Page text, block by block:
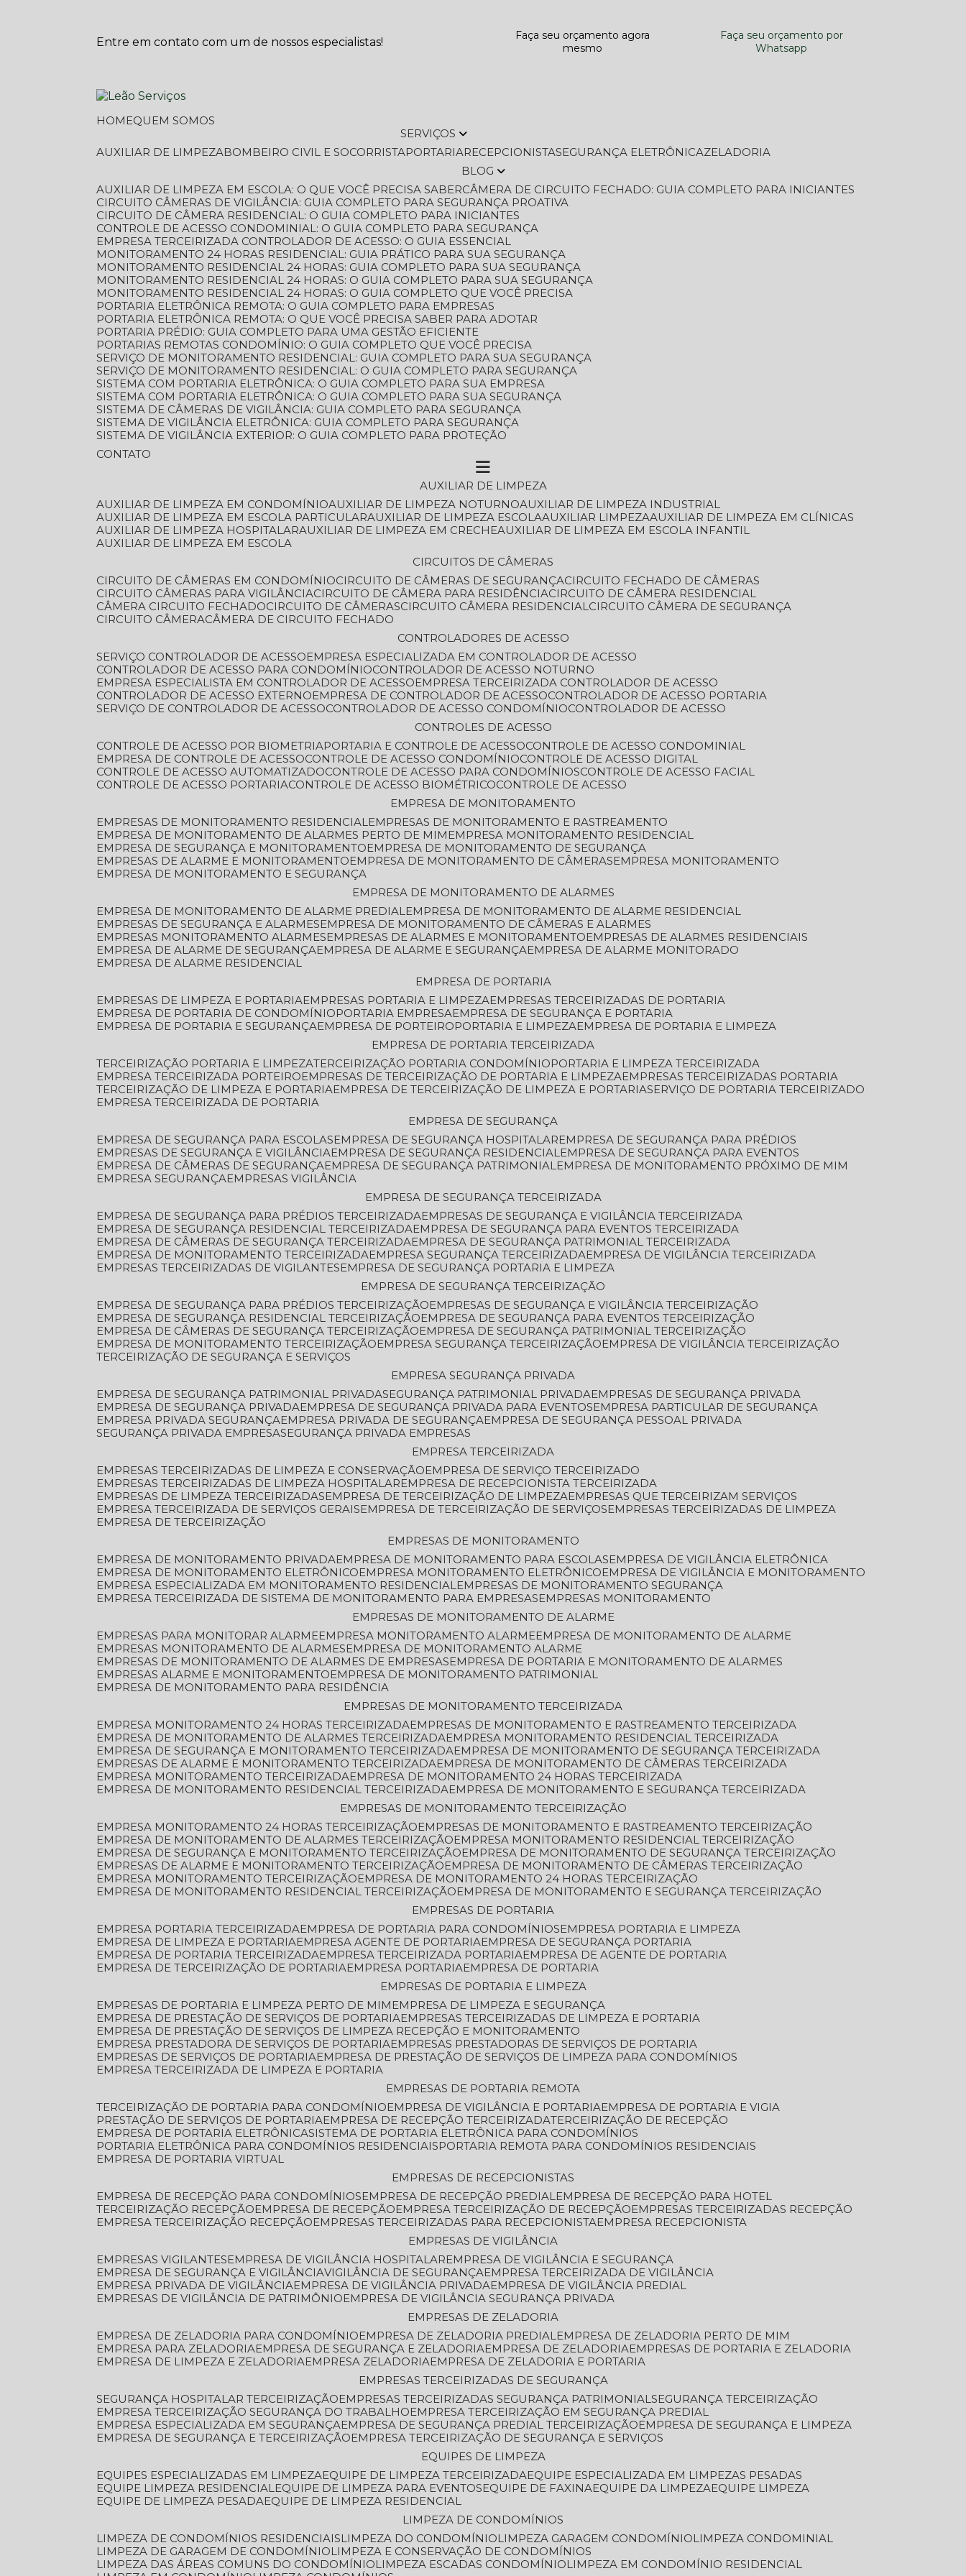
Entre em contato com um de nossos especialistas!
Faça seu orçamento agora
mesmo
Faça seu orçamento por
Whatsapp
HOME
QUEM SOMOS
SERVIÇOS
AUXILIAR DE LIMPEZA
BOMBEIRO CIVIL E SOCORRISTA PORTARIA RECEPCIONISTA SEGURANÇA ELETRÔNICA
ZELADORIA
BLOG
AUXILIAR DE LIMPEZA EM ESCOLA: O QUE VOCÊ PRECISA SABER
CÂMERA DE CIRCUITO FECHADO: GUIA COMPLETO PARA INICIANTES
CIRCUITO CÂMERAS DE VIGILÂNCIA: GUIA COMPLETO PARA SEGURANÇA PROATIVA
CIRCUITO DE CÂMERA RESIDENCIAL: O GUIA COMPLETO PARA INICIANTES
CONTROLE DE ACESSO CONDOMINIAL: O GUIA COMPLETO PARA SEGURANÇA
EMPRESA TERCEIRIZADA CONTROLADOR DE ACESSO: O GUIA ESSENCIAL
MONITORAMENTO 24 HORAS RESIDENCIAL: GUIA PRÁTICO PARA SUA SEGURANÇA
MONITORAMENTO RESIDENCIAL 24 HORAS: GUIA COMPLETO PARA SUA SEGURANÇA
MONITORAMENTO RESIDENCIAL 24 HORAS: O GUIA COMPLETO PARA SUA SEGURANÇA
MONITORAMENTO RESIDENCIAL 24 HORAS: O GUIA COMPLETO QUE VOCÊ PRECISA
PORTARIA ELETRÔNICA REMOTA: O GUIA COMPLETO PARA EMPRESAS
PORTARIA ELETRÔNICA REMOTA: O QUE VOCÊ PRECISA SABER PARA ADOTAR
PORTARIA PRÉDIO: GUIA COMPLETO PARA UMA GESTÃO EFICIENTE
PORTARIAS REMOTAS CONDOMÍNIO: O GUIA COMPLETO QUE VOCÊ PRECISA
SERVIÇO DE MONITORAMENTO RESIDENCIAL: GUIA COMPLETO PARA SUA SEGURANÇA
SERVIÇO DE MONITORAMENTO RESIDENCIAL: O GUIA COMPLETO PARA SEGURANÇA
SISTEMA COM PORTARIA ELETRÔNICA: O GUIA COMPLETO PARA SUA EMPRESA
SISTEMA COM PORTARIA ELETRÔNICA: O GUIA COMPLETO PARA SUA SEGURANÇA
SISTEMA DE CÂMERAS DE VIGILÂNCIA: GUIA COMPLETO PARA SEGURANÇA
SISTEMA DE VIGILÂNCIA ELETRÔNICA: GUIA COMPLETO PARA SEGURANÇA
SISTEMA DE VIGILÂNCIA EXTERIOR: O GUIA COMPLETO PARA PROTEÇÃO
CONTATO
AUXILIAR DE LIMPEZA
AUXILIAR DE LIMPEZA EM CONDOMÍNIO
AUXILIAR DE LIMPEZA NOTURNO
AUXILIAR DE LIMPEZA INDUSTRIAL
AUXILIAR DE LIMPEZA EM ESCOLA PARTICULAR
AUXILIAR DE LIMPEZA ESCOLA AUXILIAR LIMPEZA
AUXILIAR DE LIMPEZA EM CLÍNICAS
AUXILIAR DE LIMPEZA HOSPITALAR
AUXILIAR DE LIMPEZA EM CRECHE
AUXILIAR DE LIMPEZA EM ESCOLA INFANTIL
AUXILIAR DE LIMPEZA EM ESCOLA
CIRCUITOS DE CÂMERAS
CIRCUITO DE CÂMERAS EM CONDOMÍNIO
CIRCUITO DE CÂMERAS DE SEGURANÇA
CIRCUITO FECHADO DE CÂMERAS
CIRCUITO CÂMERAS PARA VIGILÂNCIA
CIRCUITO DE CÂMERA PARA RESIDÊNCIA
CIRCUITO DE CÂMERA RESIDENCIAL
CÂMERA CIRCUITO FECHADO
CIRCUITO DE CÂMERAS CIRCUITO CÂMERA RESIDENCIAL
CIRCUITO CÂMERA DE SEGURANÇA
CIRCUITO CÂMERA
CÂMERA DE CIRCUITO FECHADO
CONTROLADORES DE ACESSO
SERVIÇO CONTROLADOR DE ACESSO
EMPRESA ESPECIALIZADA EM CONTROLADOR DE ACESSO
CONTROLADOR DE ACESSO PARA CONDOMÍNIO
CONTROLADOR DE ACESSO NOTURNO
EMPRESA ESPECIALISTA EM CONTROLADOR DE ACESSO
EMPRESA TERCEIRIZADA CONTROLADOR DE ACESSO
CONTROLADOR DE ACESSO EXTERNO
EMPRESA DE CONTROLADOR DE ACESSO
CONTROLADOR DE ACESSO PORTARIA
SERVIÇO DE CONTROLADOR DE ACESSO
CONTROLADOR DE ACESSO CONDOMÍNIO
CONTROLADOR DE ACESSO
CONTROLES DE ACESSO
CONTROLE DE ACESSO POR BIOMETRIA
PORTARIA E CONTROLE DE ACESSO
CONTROLE DE ACESSO CONDOMINIAL
EMPRESA DE CONTROLE DE ACESSO
CONTROLE DE ACESSO CONDOMÍNIO
CONTROLE DE ACESSO DIGITAL
CONTROLE DE ACESSO AUTOMATIZADO
CONTROLE DE ACESSO PARA CONDOMÍNIOS
CONTROLE DE ACESSO FACIAL
CONTROLE DE ACESSO PORTARIA CONTROLE DE ACESSO BIOMÉTRICO
CONTROLE DE ACESSO
EMPRESA DE MONITORAMENTO
EMPRESAS DE MONITORAMENTO RESIDENCIAL
EMPRESAS DE MONITORAMENTO E RASTREAMENTO
EMPRESA DE MONITORAMENTO DE ALARMES PERTO DE MIM
EMPRESA MONITORAMENTO RESIDENCIAL
EMPRESA DE SEGURANÇA E MONITORAMENTO
EMPRESA DE MONITORAMENTO DE SEGURANÇA
EMPRESAS DE ALARME E MONITORAMENTO
EMPRESA DE MONITORAMENTO DE CÂMERAS
EMPRESA MONITORAMENTO
EMPRESA DE MONITORAMENTO E SEGURANÇA
EMPRESA DE MONITORAMENTO DE ALARMES
EMPRESA DE MONITORAMENTO DE ALARME PREDIAL
EMPRESA DE MONITORAMENTO DE ALARME RESIDENCIAL
EMPRESAS DE SEGURANÇA E ALARMES
EMPRESA DE MONITORAMENTO DE CÂMERAS E ALARMES
EMPRESAS MONITORAMENTO ALARMES
EMPRESAS DE ALARMES E MONITORAMENTO
EMPRESAS DE ALARMES RESIDENCIAIS
EMPRESA DE ALARME DE SEGURANÇA
EMPRESA DE ALARME E SEGURANÇA
EMPRESA DE ALARME MONITORADO
EMPRESA DE ALARME RESIDENCIAL
EMPRESA DE PORTARIA
EMPRESAS DE LIMPEZA E PORTARIA
EMPRESAS PORTARIA E LIMPEZA
EMPRESAS TERCEIRIZADAS DE PORTARIA
EMPRESA DE PORTARIA DE CONDOMÍNIO
PORTARIA EMPRESA
EMPRESA DE SEGURANÇA E PORTARIA
EMPRESA DE PORTARIA E SEGURANÇA
EMPRESA DE PORTEIRO PORTARIA E LIMPEZA
EMPRESA DE PORTARIA E LIMPEZA
EMPRESA DE PORTARIA TERCEIRIZADA
TERCEIRIZAÇÃO PORTARIA E LIMPEZA TERCEIRIZAÇÃO PORTARIA CONDOMÍNIO
PORTARIA E LIMPEZA TERCEIRIZADA
EMPRESA TERCEIRIZADA PORTEIRO
EMPRESAS DE TERCEIRIZAÇÃO DE PORTARIA E LIMPEZA
EMPRESAS TERCEIRIZADAS PORTARIA
TERCEIRIZAÇÃO DE LIMPEZA E PORTARIA
EMPRESA DE TERCEIRIZAÇÃO DE LIMPEZA E PORTARIA SERVIÇO DE PORTARIA TERCEIRIZADO
EMPRESA TERCEIRIZADA DE PORTARIA
EMPRESA DE SEGURANÇA
EMPRESA DE SEGURANÇA PARA ESCOLAS
EMPRESA DE SEGURANÇA HOSPITALAR
EMPRESA DE SEGURANÇA PARA PRÉDIOS
EMPRESAS DE SEGURANÇA E VIGILÂNCIA
EMPRESA DE SEGURANÇA RESIDENCIAL
EMPRESA DE SEGURANÇA PARA EVENTOS
EMPRESA DE CÂMERAS DE SEGURANÇA
EMPRESA DE SEGURANÇA PATRIMONIAL
EMPRESA DE MONITORAMENTO PRÓXIMO DE MIM
EMPRESA SEGURANÇA
EMPRESAS VIGILÂNCIA
EMPRESA DE SEGURANÇA TERCEIRIZADA
EMPRESA DE SEGURANÇA PARA PRÉDIOS TERCEIRIZADA
EMPRESAS DE SEGURANÇA E VIGILÂNCIA TERCEIRIZADA
EMPRESA DE SEGURANÇA RESIDENCIAL TERCEIRIZADA
EMPRESA DE SEGURANÇA PARA EVENTOS TERCEIRIZADA
EMPRESA DE CÂMERAS DE SEGURANÇA TERCEIRIZADA
EMPRESA DE SEGURANÇA PATRIMONIAL TERCEIRIZADA
EMPRESA DE MONITORAMENTO TERCEIRIZADA
EMPRESA SEGURANÇA TERCEIRIZADA
EMPRESA DE VIGILÂNCIA TERCEIRIZADA
EMPRESAS TERCEIRIZADAS DE VIGILANTES
EMPRESA DE SEGURANÇA PORTARIA E LIMPEZA
EMPRESA DE SEGURANÇA TERCEIRIZAÇÃO
EMPRESA DE SEGURANÇA PARA PRÉDIOS TERCEIRIZAÇÃO
EMPRESAS DE SEGURANÇA E VIGILÂNCIA TERCEIRIZAÇÃO
EMPRESA DE SEGURANÇA RESIDENCIAL TERCEIRIZAÇÃO
EMPRESA DE SEGURANÇA PARA EVENTOS TERCEIRIZAÇÃO
EMPRESA DE CÂMERAS DE SEGURANÇA TERCEIRIZAÇÃO
EMPRESA DE SEGURANÇA PATRIMONIAL TERCEIRIZAÇÃO
EMPRESA DE MONITORAMENTO TERCEIRIZAÇÃO
EMPRESA SEGURANÇA TERCEIRIZAÇÃO
EMPRESA DE VIGILÂNCIA TERCEIRIZAÇÃO
TERCEIRIZAÇÃO DE SEGURANÇA E SERVIÇOS
EMPRESA SEGURANÇA PRIVADA
EMPRESA DE SEGURANÇA PATRIMONIAL PRIVADA SEGURANÇA PATRIMONIAL PRIVADA
EMPRESAS DE SEGURANÇA PRIVADA
EMPRESA DE SEGURANÇA PRIVADA
EMPRESA DE SEGURANÇA PRIVADA PARA EVENTOS
EMPRESA PARTICULAR DE SEGURANÇA
EMPRESA PRIVADA SEGURANÇA
EMPRESA PRIVADA DE SEGURANÇA
EMPRESA DE SEGURANÇA PESSOAL PRIVADA
SEGURANÇA PRIVADA EMPRESA SEGURANÇA PRIVADA EMPRESAS
EMPRESA TERCEIRIZADA
EMPRESAS TERCEIRIZADAS DE LIMPEZA E CONSERVAÇÃO
EMPRESA DE SERVIÇO TERCEIRIZADO
EMPRESAS TERCEIRIZADAS DE LIMPEZA HOSPITALAR
EMPRESA DE RECEPCIONISTA TERCEIRIZADA
EMPRESAS DE LIMPEZA TERCEIRIZADAS
EMPRESA DE TERCEIRIZAÇÃO DE LIMPEZA
EMPRESAS QUE TERCEIRIZAM SERVIÇOS
EMPRESA TERCEIRIZADA DE SERVIÇOS GERAIS
EMPRESA DE TERCEIRIZAÇÃO DE SERVIÇOS
EMPRESAS TERCEIRIZADAS DE LIMPEZA
EMPRESA DE TERCEIRIZAÇÃO
EMPRESAS DE MONITORAMENTO
EMPRESA DE MONITORAMENTO PRIVADA
EMPRESA DE MONITORAMENTO PARA ESCOLAS
EMPRESA DE VIGILÂNCIA ELETRÔNICA
EMPRESA DE MONITORAMENTO ELETRÔNICO
EMPRESA MONITORAMENTO ELETRÔNICO
EMPRESA DE VIGILÂNCIA E MONITORAMENTO
EMPRESA ESPECIALIZADA EM MONITORAMENTO RESIDENCIAL
EMPRESAS DE MONITORAMENTO SEGURANÇA
EMPRESA TERCEIRIZADA DE SISTEMA DE MONITORAMENTO PARA EMPRESAS
EMPRESAS MONITORAMENTO
EMPRESAS DE MONITORAMENTO DE ALARME
EMPRESAS PARA MONITORAR ALARME
EMPRESA MONITORAMENTO ALARME
EMPRESA DE MONITORAMENTO DE ALARME
EMPRESAS MONITORAMENTO DE ALARMES
EMPRESA DE MONITORAMENTO ALARME
EMPRESAS DE MONITORAMENTO DE ALARMES DE EMPRESAS
EMPRESA DE PORTARIA E MONITORAMENTO DE ALARMES
EMPRESAS ALARME E MONITORAMENTO
EMPRESA DE MONITORAMENTO PATRIMONIAL
EMPRESA DE MONITORAMENTO PARA RESIDÊNCIA
EMPRESAS DE MONITORAMENTO TERCEIRIZADA
EMPRESA MONITORAMENTO 24 HORAS TERCEIRIZADA
EMPRESAS DE MONITORAMENTO E RASTREAMENTO TERCEIRIZADA
EMPRESA DE MONITORAMENTO DE ALARMES TERCEIRIZADA
EMPRESA MONITORAMENTO RESIDENCIAL TERCEIRIZADA
EMPRESA DE SEGURANÇA E MONITORAMENTO TERCEIRIZADA
EMPRESA DE MONITORAMENTO DE SEGURANÇA TERCEIRIZADA
EMPRESAS DE ALARME E MONITORAMENTO TERCEIRIZADA
EMPRESA DE MONITORAMENTO DE CÂMERAS TERCEIRIZADA
EMPRESA MONITORAMENTO TERCEIRIZADA
EMPRESA DE MONITORAMENTO 24 HORAS TERCEIRIZADA
EMPRESA DE MONITORAMENTO RESIDENCIAL TERCEIRIZADA
EMPRESA DE MONITORAMENTO E SEGURANÇA TERCEIRIZADA
EMPRESAS DE MONITORAMENTO TERCEIRIZAÇÃO
EMPRESA MONITORAMENTO 24 HORAS TERCEIRIZAÇÃO
EMPRESAS DE MONITORAMENTO E RASTREAMENTO TERCEIRIZAÇÃO
EMPRESA DE MONITORAMENTO DE ALARMES TERCEIRIZAÇÃO
EMPRESA MONITORAMENTO RESIDENCIAL TERCEIRIZAÇÃO
EMPRESA DE SEGURANÇA E MONITORAMENTO TERCEIRIZAÇÃO
EMPRESA DE MONITORAMENTO DE SEGURANÇA TERCEIRIZAÇÃO
EMPRESAS DE ALARME E MONITORAMENTO TERCEIRIZAÇÃO
EMPRESA DE MONITORAMENTO DE CÂMERAS TERCEIRIZAÇÃO
EMPRESA MONITORAMENTO TERCEIRIZAÇÃO
EMPRESA DE MONITORAMENTO 24 HORAS TERCEIRIZAÇÃO
EMPRESA DE MONITORAMENTO RESIDENCIAL TERCEIRIZAÇÃO
EMPRESA DE MONITORAMENTO E SEGURANÇA TERCEIRIZAÇÃO
EMPRESAS DE PORTARIA
EMPRESA PORTARIA TERCEIRIZADA
EMPRESA DE PORTARIA PARA CONDOMÍNIOS
EMPRESA PORTARIA E LIMPEZA
EMPRESA DE LIMPEZA E PORTARIA
EMPRESA AGENTE DE PORTARIA
EMPRESA DE SEGURANÇA PORTARIA
EMPRESA DE PORTARIA TERCEIRIZADA
EMPRESA TERCEIRIZADA PORTARIA
EMPRESA DE AGENTE DE PORTARIA
EMPRESA DE TERCEIRIZAÇÃO DE PORTARIA
EMPRESA PORTARIA
EMPRESA DE PORTARIA
EMPRESAS DE PORTARIA E LIMPEZA
EMPRESAS DE PORTARIA E LIMPEZA PERTO DE MIM
EMPRESA DE LIMPEZA E SEGURANÇA
EMPRESA DE PRESTAÇÃO DE SERVIÇOS DE PORTARIA
EMPRESAS TERCEIRIZADAS DE LIMPEZA E PORTARIA
EMPRESA DE PRESTAÇÃO DE SERVIÇOS DE LIMPEZA RECEPÇÃO E MONITORAMENTO
EMPRESA PRESTADORA DE SERVIÇOS DE PORTARIA
EMPRESAS PRESTADORAS DE SERVIÇOS DE PORTARIA
EMPRESAS DE SERVIÇOS DE PORTARIA
EMPRESA DE PRESTAÇÃO DE SERVIÇOS DE LIMPEZA PARA CONDOMÍNIOS
EMPRESA TERCEIRIZADA DE LIMPEZA E PORTARIA
EMPRESAS DE PORTARIA REMOTA
TERCEIRIZAÇÃO DE PORTARIA PARA CONDOMÍNIO
EMPRESA DE VIGILÂNCIA E PORTARIA
EMPRESA DE PORTARIA E VIGIA
PRESTAÇÃO DE SERVIÇOS DE PORTARIA
EMPRESA DE RECEPÇÃO TERCEIRIZADA TERCEIRIZAÇÃO DE RECEPÇÃO
EMPRESA DE PORTARIA ELETRÔNICA SISTEMA DE PORTARIA ELETRÔNICA PARA CONDOMÍNIOS
PORTARIA ELETRÔNICA PARA CONDOMÍNIOS RESIDENCIAIS
PORTARIA REMOTA PARA CONDOMÍNIOS RESIDENCIAIS
EMPRESA DE PORTARIA VIRTUAL
EMPRESAS DE RECEPCIONISTAS
EMPRESA DE RECEPÇÃO PARA CONDOMÍNIOS
EMPRESA DE RECEPÇÃO PREDIAL
EMPRESA DE RECEPÇÃO PARA HOTEL
TERCEIRIZAÇÃO RECEPÇÃO
EMPRESA DE RECEPÇÃO EMPRESA TERCEIRIZAÇÃO DE RECEPÇÃO
EMPRESAS TERCEIRIZADAS RECEPÇÃO
EMPRESA TERCEIRIZAÇÃO RECEPÇÃO
EMPRESAS TERCEIRIZADAS PARA RECEPCIONISTA
EMPRESA RECEPCIONISTA
EMPRESAS DE VIGILÂNCIA
EMPRESAS VIGILANTES
EMPRESA DE VIGILÂNCIA HOSPITALAR
EMPRESA DE VIGILÂNCIA E SEGURANÇA
EMPRESA DE SEGURANÇA E VIGILÂNCIA VIGILÂNCIA DE SEGURANÇA
EMPRESA TERCEIRIZADA DE VIGILÂNCIA
EMPRESA PRIVADA DE VIGILÂNCIA
EMPRESA DE VIGILÂNCIA PRIVADA
EMPRESA DE VIGILÂNCIA PREDIAL
EMPRESAS DE VIGILÂNCIA DE PATRIMÔNIO
EMPRESA DE VIGILÂNCIA SEGURANÇA PRIVADA
EMPRESAS DE ZELADORIA
EMPRESA DE ZELADORIA PARA CONDOMÍNIO
EMPRESA DE ZELADORIA PREDIAL
EMPRESA DE ZELADORIA PERTO DE MIM
EMPRESA PARA ZELADORIA
EMPRESA DE SEGURANÇA E ZELADORIA EMPRESA DE ZELADORIA
EMPRESAS DE PORTARIA E ZELADORIA
EMPRESA DE LIMPEZA E ZELADORIA
EMPRESA ZELADORIA
EMPRESA DE ZELADORIA E PORTARIA
EMPRESAS TERCEIRIZADAS DE SEGURANÇA
SEGURANÇA HOSPITALAR TERCEIRIZAÇÃO
EMPRESAS TERCEIRIZADAS SEGURANÇA PATRIMONIAL SEGURANÇA TERCEIRIZAÇÃO
EMPRESA TERCEIRIZAÇÃO SEGURANÇA DO TRABALHO
EMPRESA TERCEIRIZAÇÃO EM SEGURANÇA PREDIAL
EMPRESA ESPECIALIZADA EM SEGURANÇA
EMPRESA DE SEGURANÇA PREDIAL TERCEIRIZAÇÃO
EMPRESA DE SEGURANÇA E LIMPEZA
EMPRESA DE SEGURANÇA E TERCEIRIZAÇÃO
EMPRESA TERCEIRIZAÇÃO DE SEGURANÇA E SERVIÇOS
EQUIPES DE LIMPEZA
EQUIPES ESPECIALIZADAS EM LIMPEZA EQUIPE DE LIMPEZA TERCEIRIZADA EQUIPE ESPECIALIZADA EM LIMPEZAS PESADAS
EQUIPE LIMPEZA RESIDENCIAL EQUIPE DE LIMPEZA PARA EVENTOS EQUIPE DE FAXINA EQUIPE DA LIMPEZA EQUIPE LIMPEZA
EQUIPE DE LIMPEZA PESADA EQUIPE DE LIMPEZA RESIDENCIAL
LIMPEZA DE CONDOMÍNIOS
LIMPEZA DE CONDOMÍNIOS RESIDENCIAIS
LIMPEZA DO CONDOMÍNIO LIMPEZA GARAGEM CONDOMÍNIO
LIMPEZA CONDOMINIAL
LIMPEZA DE GARAGEM DE CONDOMÍNIO
LIMPEZA E CONSERVAÇÃO DE CONDOMÍNIOS
LIMPEZA DAS ÁREAS COMUNS DO CONDOMÍNIO
LIMPEZA ESCADAS CONDOMÍNIO
LIMPEZA EM CONDOMÍNIO RESIDENCIAL